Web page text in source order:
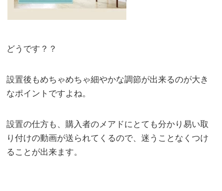
どうです？？
設置後もめちゃめちゃ細やかな調節が出来るのが大き
なポイントですよね。
設置の仕方も、購入者のメアドにとても分かり易い取
り付けの動画が送られてくるので、迷うことなくつけ
ることが出来ます。